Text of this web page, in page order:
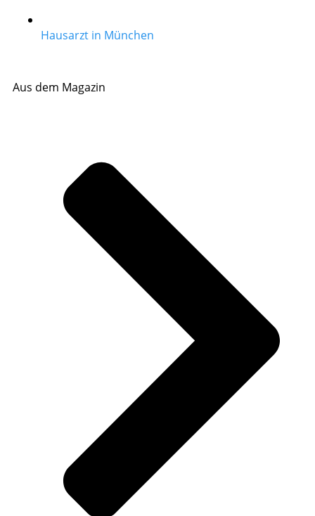
Hausarzt in München
Aus dem Magazin